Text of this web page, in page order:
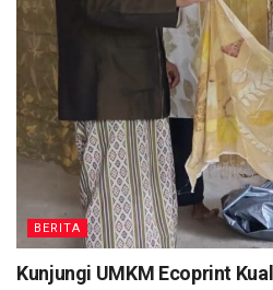
BERITA
Kunjungi UMKM Ecoprint